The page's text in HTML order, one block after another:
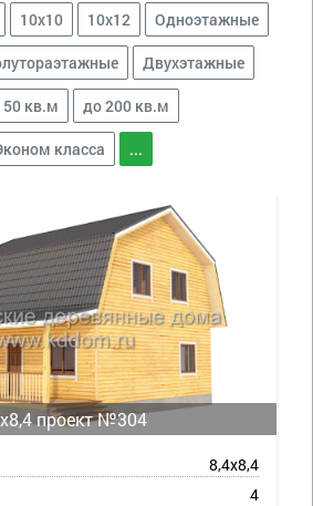
10х10 10х12 Одноэтажные
Двухэтажные
кв.м до 200 кв.м
класса ...
проект №304
8,4х8,4
4